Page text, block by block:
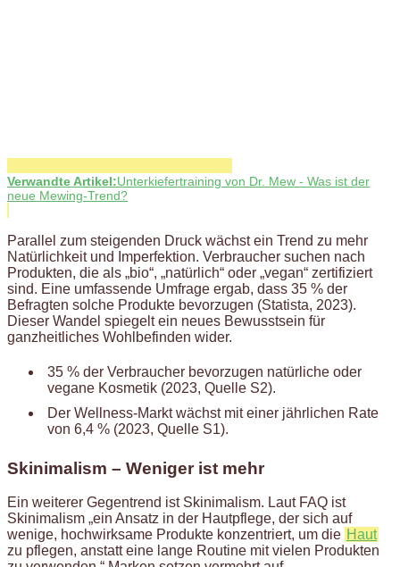
Verwandte Artikel:Unterkiefertraining von Dr. Mew - Was ist der
neue Mewing-Trend?
Parallel zum steigenden Druck wächst ein Trend zu mehr
Natürlichkeit und Imperfektion. Verbraucher suchen nach
Produkten, die als „bio“, „natürlich“ oder „vegan“ zertifiziert
sind. Eine umfassende Umfrage ergab, dass 35 % der
Befragten solche Produkte bevorzugen (Statista, 2023).
Dieser Wandel spiegelt ein neues Bewusstsein für
ganzheitliches Wohlbefinden wider.
35 % der Verbraucher bevorzugen natürliche oder
vegane Kosmetik (2023, Quelle S2).
Der Wellness-Markt wächst mit einer jährlichen Rate
von 6,4 % (2023, Quelle S1).
Skinimalism – Weniger ist mehr
Ein weiterer Gegentrend ist Skinimalism. Laut FAQ ist
Skinimalism „ein Ansatz in der Hautpflege, der sich auf
wenige, hochwirksame Produkte konzentriert, um die Haut
zu pflegen, anstatt eine lange Routine mit vielen Produkten